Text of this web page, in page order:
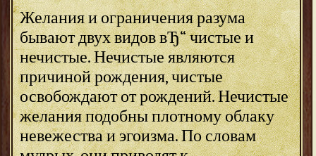
Желания и ограничения разума
бывают двух видов вЂ“ чистые и
нечистые. Нечистые являются
причиной рождения, чистые
освобождают от рождений. Нечистые
желания подобны плотному облаку
невежества и эгоизма. По словам